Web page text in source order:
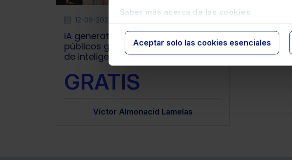
Saber más acerca de las cookies
Aceptar solo las cookies esenciales
12-06-2026
IA generativa para empleados
públicos generativos: Hibridación
de inteligencias
GRATIS
Víctor Almonacid Lamelas